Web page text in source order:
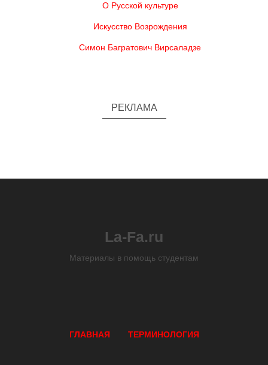
О Русской культуре
Искусство Возрождения
Симон Багратович Вирсаладзе
РЕКЛАМА
La-Fa.ru
Материалы в помощь студентам
ГЛАВНАЯ ТЕРМИНОЛОГИЯ